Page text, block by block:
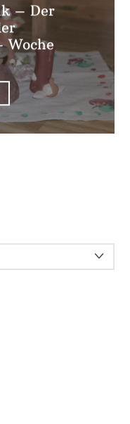
– Der
Woche